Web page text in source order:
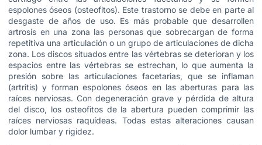
espolones óseos (osteofitos). Este trastorno se debe en parte al
desgaste de años de uso. Es más probable que desarrollen
artrosis en una zona las personas que sobrecargan de forma
repetitiva una articulación o un grupo de articulaciones de dicha
zona. Los discos situados entre las vértebras se deterioran y los
espacios entre las vértebras se estrechan, lo que aumenta la
presión sobre las articulaciones facetarias, que se inflaman
(artritis) y forman espolones óseos en las aberturas para las
raíces nerviosas. Con degeneración grave y pérdida de altura
del disco, los osteofitos de la abertura pueden comprimir las
raíces nerviosas raquídeas. Todas estas alteraciones causan
dolor lumbar y rigidez.